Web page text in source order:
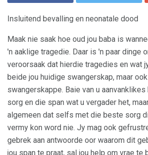
Insluitend bevalling en neonatale dood
Maak nie saak hoe oud jou baba is
'n aaklige tragedie. Daar is 'n paar dinge
veroorsaak dat hierdie tragedies en wat
beide jou huidige swangerskap, maar
swangerskappe. Baie van u
sorg en die span wat u vergader het,
algemeen dat selfs met die beste sorg
vermy kon word nie. Jy mag ook
gebrek aan antwoorde oor waarom dit
jou span te praat, sal jou help om vrae te